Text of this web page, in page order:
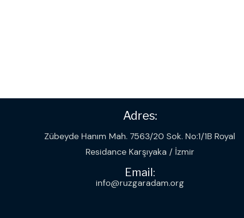
Adres:
Zübeyde Hanım Mah. 7563/20 Sok. No:1/1B Royal
Residance Karşıyaka / İzmir
Email:
info@ruzgaradam.org